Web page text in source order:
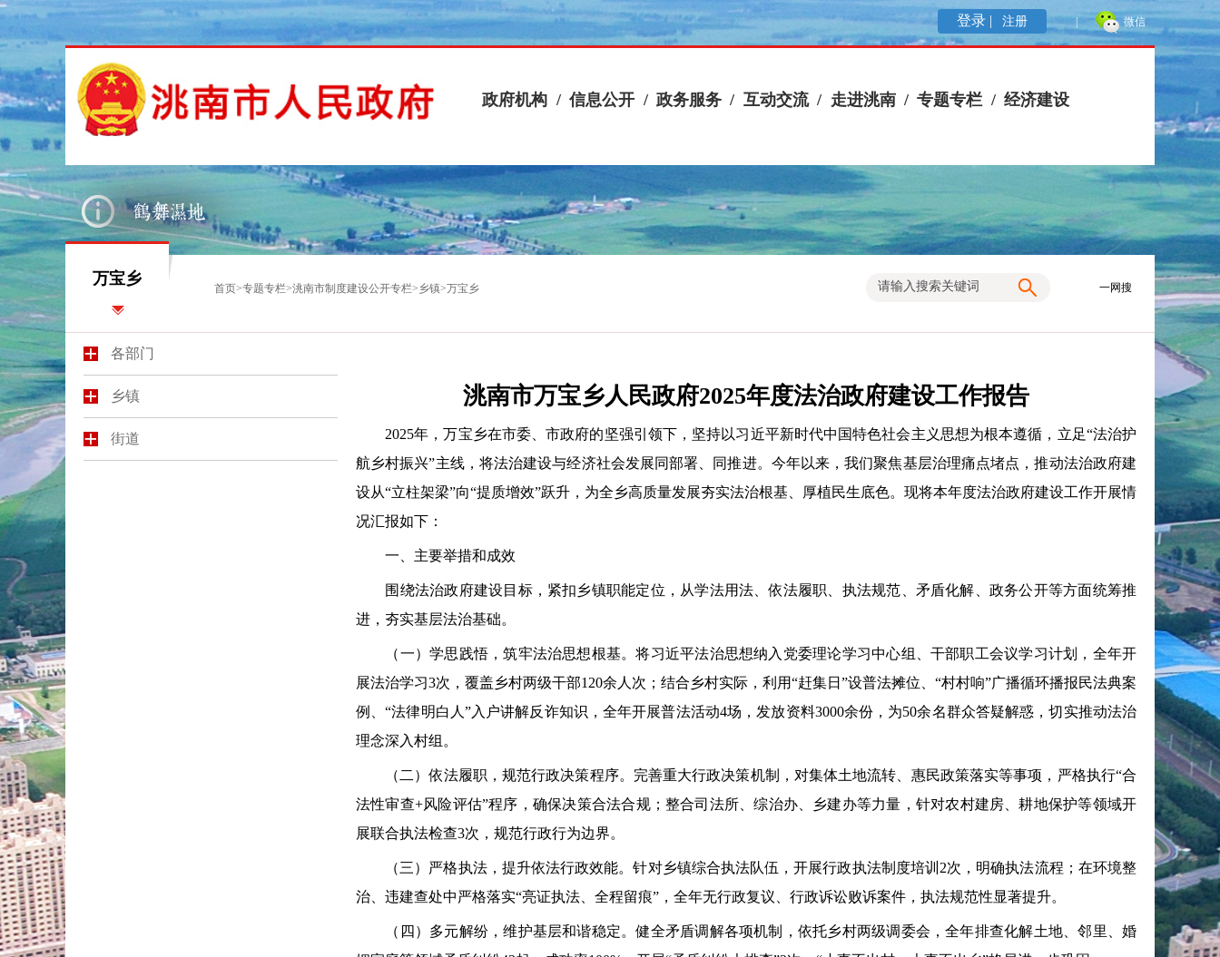
微信
登录 | 注册
政府机构 / 信息公开 / 政务服务 / 互动交流 / 走进洮南 / 专题专栏 / 经济建设
万宝乡
首页>专题专栏>洮南市制度建设公开专栏> 乡镇>万宝乡 一网搜
各部门
乡镇
街道
洮南市万宝乡人民政府2025年度法治政府建设工作报告
2025年，万宝乡在市委、市政府的坚强引领下，坚持以习近平新时代中国特色社会主义思想为根本遵循，立足“法治护
航乡村振兴”主线，将法治建设与经济社会发展同部署、同推进。今年以来，我们聚焦基层治理痛点堵点，推动法治政府建
设从“立柱架梁”向“提质增效”跃升，为全乡高质量发展夯实法治根基、厚植民生底色。现将本年度法治政府建设工作开展情
况汇报如下：
一、主要举措和成效
围绕法治政府建设目标，紧扣乡镇职能定位，从学法用法、依法履职、执法规范、矛盾化解、政务公开等方面统筹推
进，夯实基层法治基础。
（一）学思践悟，筑牢法治思想根基。将习近平法治思想纳入党委理论学习中心组、干部职工会议学习计划，全年开
展法治学习3次，覆盖乡村两级干部120余人次；结合乡村实际，利用“赶集日”设普法摊位、“村村响”广播循环播报民法典案
例、“法律明白人”入户讲解反诈知识，全年开展普法活动4场，发放资料3000余份，为50余名群众答疑解惑，切实推动法治
理念深入村组。
（二）依法履职，规范行政决策程序。完善重大行政决策机制，对集体土地流转、惠民政策落实等事项，严格执行“合
法性审查+风险评估”程序，确保决策合法合规；整合司法所、综治办、乡建办等力量，针对农村建房、耕地保护等领域开
展联合执法检查3次，规范行政行为边界。
（三）严格执法，提升依法行政效能。针对乡镇综合执法队伍，开展行政执法制度培训2次，明确执法流程；在环境整
治、违建查处中严格落实“亮证执法、全程留痕”，全年无行政复议、行政诉讼败诉案件，执法规范性显著提升。
（四）多元解纷，维护基层和谐稳定。健全矛盾调解各项机制，依托乡村两级调委会，全年排查化解土地、邻里、婚